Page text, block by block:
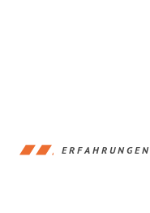
ERFAHRUNGEN